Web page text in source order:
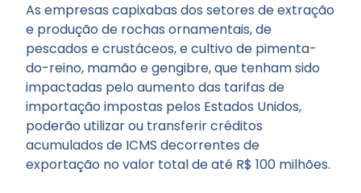
As empresas capixabas dos setores de extração
e produção de rochas ornamentais, de
pescados e crustáceos, e cultivo de pimenta-
do-reino, mamão e gengibre, que tenham sido
impactadas pelo aumento das tarifas de
importação impostas pelos Estados Unidos,
poderão utilizar ou transferir créditos
acumulados de ICMS decorrentes de
exportação no valor total de até R$ 100 milhões.